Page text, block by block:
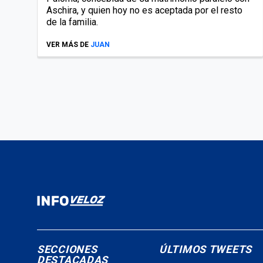
Aschira, y quien hoy no es aceptada por el resto
de la familia.
VER MÁS DE JUAN
SECCIONES
DESTACADAS
ÚLTIMOS TWEETS